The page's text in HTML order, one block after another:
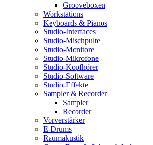
Grooveboxen
Workstations
Keyboards & Pianos
Studio-Interfaces
Studio-Mischpulte
Studio-Monitore
Studio-Mikrofone
Studio-Kopfhörer
Studio-Software
Studio-Effekte
Sampler & Recorder
Sampler
Recorder
Vorverstärker
E-Drums
Raumakustik